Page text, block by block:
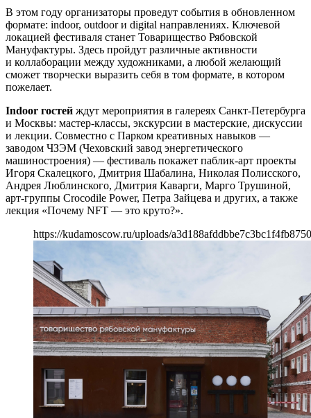
В этом году организаторы проведут события в обновленном
формате: indoor, outdoor и digital направлениях. Ключевой
локацией фестиваля станет Товарищество Рябовской
Мануфактуры. Здесь пройдут различные активности
и коллаборации между художниками, а любой желающий
сможет творчески выразить себя в том формате, в котором
пожелает.
Indoor гостей ждут мероприятия в галереях Санкт-Петербурга
и Москвы: мастер-классы, экскурсии в мастерские, дискуссии
и лекции. Совместно с Парком креативных навыков —
заводом ЧЗЭМ (Чеховский завод энергетического
машиностроения) — фестиваль покажет паблик-арт проекты
Игоря Скалецкого, Дмитрия Шабалина, Николая Полисского,
Андрея Люблинского, Дмитрия Каварги, Марго Трушиной,
арт-группы Crocodile Power, Петра Зайцева и других, а также
лекция «Почему NFT — это круто?».
https://kudamoscow.ru/uploads/